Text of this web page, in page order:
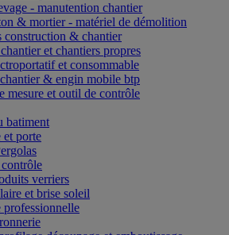
- manutention chantier
& mortier - matériel de démolition
construction & chantier
et chantiers propres
et consommable
& engin mobile btp
mesure et outil de contrôle
batiment
et porte
contrôle
verriers
et brise soleil